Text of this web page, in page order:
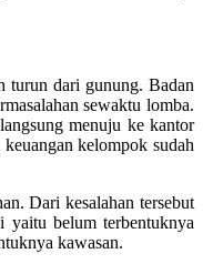
turun dari gunung. Badan
sewaktu lomba.
menuju ke kantor
kelompok sudah
Dari kesalahan tersebut
yaitu belum terbentuknya
kawasan.